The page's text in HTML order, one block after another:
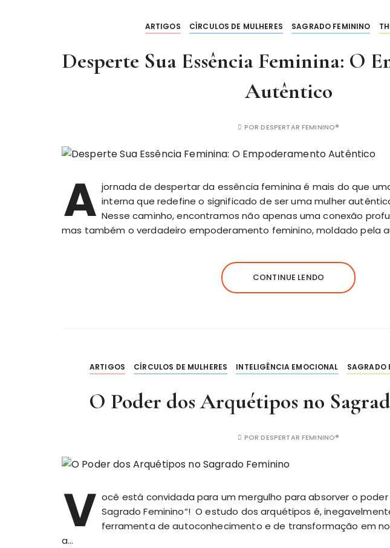
ARTIGOS CÍRCULOS DE MULHERES SAGRADO FEMININO
Desperte Sua Essência Feminina: O
Autêntico
PORDESPERTAR FEMININO®
A jornada de despertar da essência feminina é mais do que
interna que redefine o significado de ser uma mulher
Nesse caminho, encontramos não apenas uma conexão
mas também o verdadeiro empoderamento feminino, moldado pela
CONTINUE LENDO
ARTIGOS CÍRCULOS DE MULHERES INTELIGÊNCIA EMOCIONAL SAGRADO
O Poder dos Arquétipos no
PORDESPERTAR FEMININO®
V ocê está convidada para um mergulho para absorver o poder
Sagrado Feminino“! O estudo dos arquétipos é,
ferramenta de autoconhecimento e de transformação em
a…